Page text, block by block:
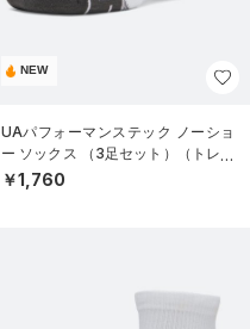
NEW
UAパフォーマンステック ノーショ
ー ソックス （3足セット）（トレー
ニング/UNISEX）
￥1,760